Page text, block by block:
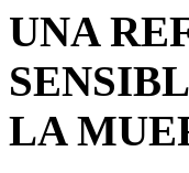
UNA
LA